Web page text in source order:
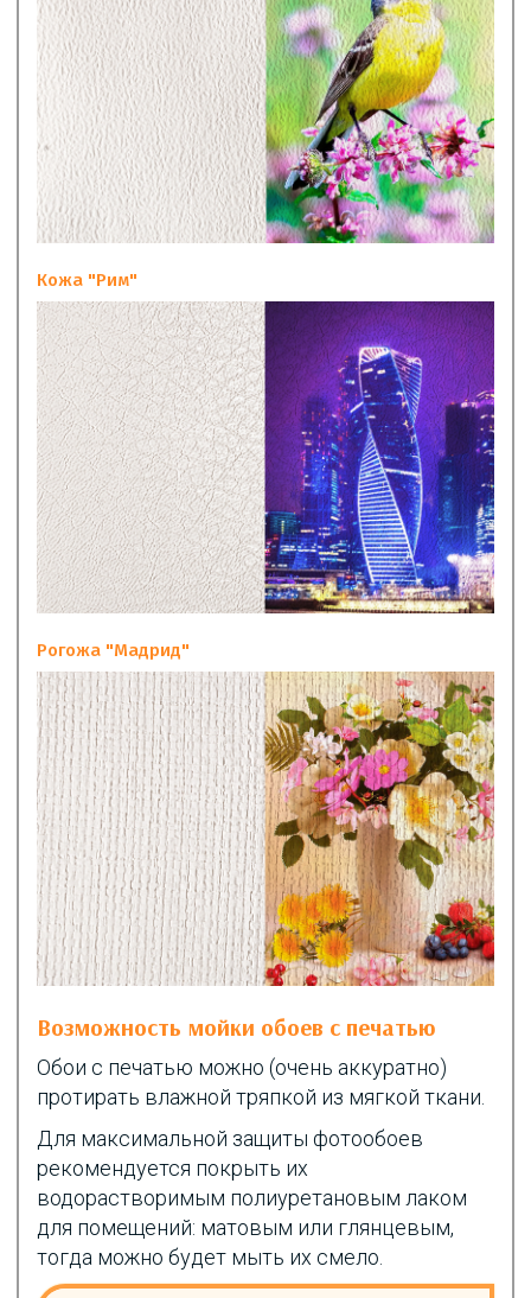
Кожа "Рим"
Рогожа "Мадрид"
Возможность мойки обоев с печатью
Обои с печатью можно (очень аккуратно)
протирать влажной тряпкой из мягкой ткани.
Для максимальной защиты фотообоев
рекомендуется покрыть их
водорастворимым полиуретановым лаком
для помещений: матовым или глянцевым,
тогда можно будет мыть их смело.